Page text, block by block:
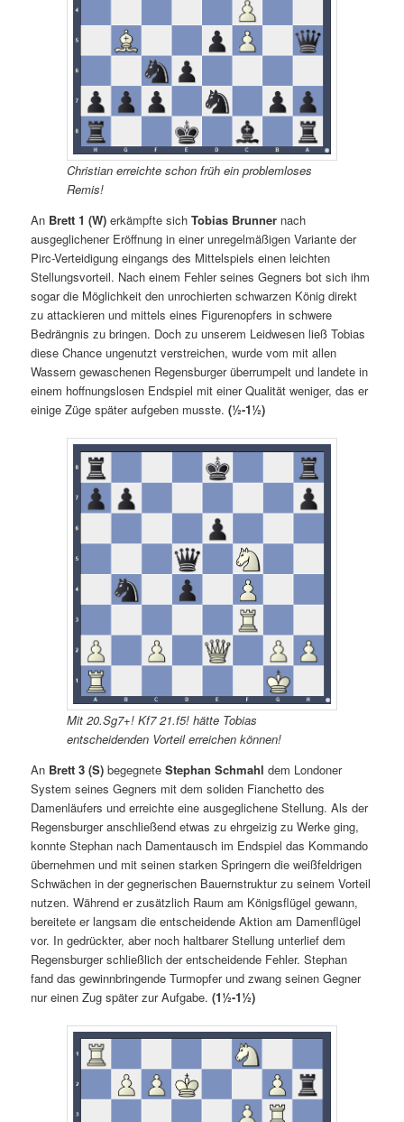
Christian erreichte schon früh ein problemloses
Remis!
An Brett 1 (W) erkämpfte sichTobias Brunner nach
ausgeglichener Eröffnung in einer unregelmäßigen Variante der
Pirc-Verteidigung eingangs des Mittelspiels einen leichten
Stellungsvorteil. Nach einem Fehler seines Gegners bot sich ihm
sogar die Möglichkeit den unrochierten schwarzen König direkt
zu attackieren und mittels eines Figurenopfers in schwere
Bedrängnis zu bringen. Doch zu unserem Leidwesen ließ Tobias
diese Chance ungenutzt verstreichen, wurde vom mit allen
Wassern gewaschenen Regensburger überrumpelt und landete in
einem hoffnungslosen Endspiel mit einer Qualität weniger, das er
einige Züge später aufgeben musste.(½-1½)
Mit 20.Sg7+! Kf7 21.f5! hätte Tobias
entscheidenden Vorteil erreichen können!
An Brett 3 (S) begegneteStephan Schmahl dem Londoner
System seines Gegners mit dem soliden Fianchetto des
Damenläufers und erreichte eine ausgeglichene Stellung. Als der
Regensburger anschließend etwas zu ehrgeizig zu Werke ging,
konnte Stephan nach Damentausch im Endspiel das Kommando
übernehmen und mit seinen starken Springern die weißfeldrigen
Schwächen in der gegnerischen Bauernstruktur zu seinem Vorteil
nutzen. Während er zusätzlich Raum am Königsflügel gewann,
bereitete er langsam die entscheidende Aktion am Damenflügel
vor. In gedrückter, aber noch haltbarer Stellung unterlief dem
Regensburger schließlich der entscheidende Fehler. Stephan
fand das gewinnbringende Turmopfer und zwang seinen Gegner
nur einen Zug später zur Aufgabe.(1½-1½)